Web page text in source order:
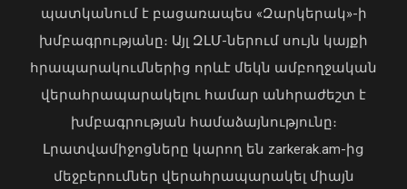
Վահագն Խաչատուրյանն ընդունել է
պատկանում է բացառապես «Զարկերակ»-ի
խմբագրությանը։ Այլ ԶԼՄ-ներում սույն կայքի
հրապարակումներից որևէ մեկն ամբողջական
վերահրապարակելու համար անհրաժեշտ է
խմբագրության համաձայնությունը։
Լրատվամիջոցները կարող են zarkerak.am-ից
մեջբերումներ վերահրապարակել միայն